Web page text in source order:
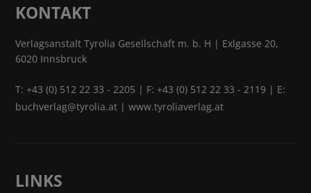
KONTAKT
Verlagsanstalt Tyrolia Gesellschaft m. b. H | Exlgasse 20,
6020 Innsbruck
T:+43 (0) 512 22 33 - 2205 | F: +43 (0) 512 22 33 - 2119 | E:
buchverlag@tyrolia.at |www.tyroliaverlag.at
LINKS